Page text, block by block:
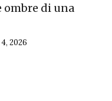
ombre di una
2026